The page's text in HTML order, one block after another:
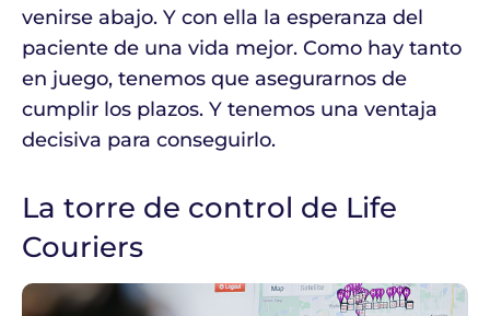
venirse abajo. Y con ella la esperanza del
paciente de una vida mejor. Como hay tanto
en juego, tenemos que asegurarnos de
cumplir los plazos. Y tenemos una ventaja
decisiva para conseguirlo.
La torre de control de Life
Couriers